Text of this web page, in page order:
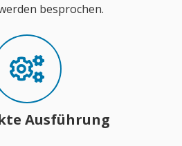
besprochen.
Ausführung